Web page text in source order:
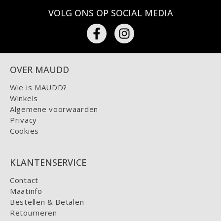
VOLG ONS OP SOCIAL MEDIA
OVER MAUDD
Wie is MAUDD?
Winkels
Algemene voorwaarden
Privacy
Cookies
KLANTENSERVICE
Contact
Maatinfo
Bestellen & Betalen
Retourneren